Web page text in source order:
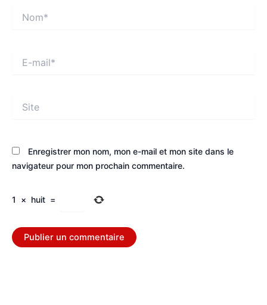
mail*
Enregistrer mon nom, mon e-mail et mon site dans le
navigateur pour mon prochain commentaire.
1 × huit =